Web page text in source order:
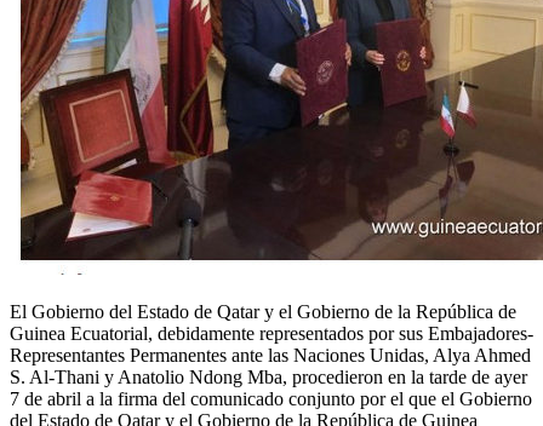
El Gobierno del Estado de Qatar y el Gobierno de la República de
Guinea Ecuatorial, debidamente representados por sus Embajadores-
Representantes Permanentes ante las Naciones Unidas, Alya Ahmed
S. Al-Thani y Anatolio Ndong Mba, procedieron en la tarde de ayer
7 de abril a la firma del comunicado conjunto por el que el Gobierno
del Estado de Qatar y el Gobierno de la República de Guinea